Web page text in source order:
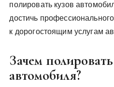
полировать кузов
достичь
к дорогостоящим услугам
Зачем
автомобиля?